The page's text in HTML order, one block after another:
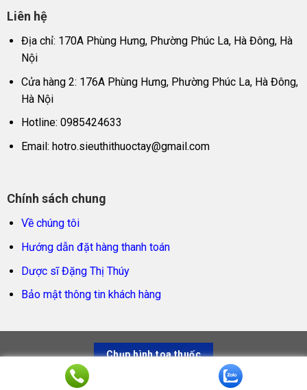
Liên hệ
Địa chỉ: 170A Phùng Hưng, Phường Phúc La, Hà Đông, Hà
Nội
Cửa hàng 2: 176A Phùng Hưng, Phường Phúc La, Hà Đông,
Hà Nội
Hotline: 0985424633
Email: hotro.sieuthithuoctay@gmail.com
Chính sách chung
Về chúng tôi
Hướng dẫn đặt hàng thanh toán
Dược sĩ Đặng Thị Thúy
Bảo mật thông tin khách hàng
Chụp hình toa thuốc